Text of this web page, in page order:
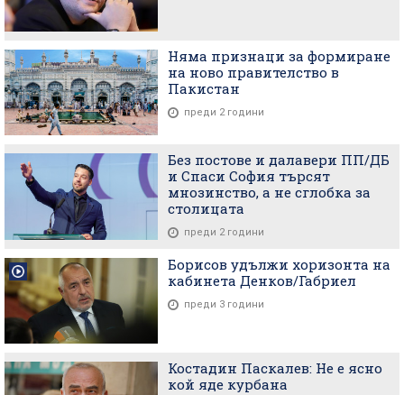
Няма признаци за формиране
на ново правителство в
Пакистан
преди 2 години
Без постове и далавери ПП/ДБ
и Спаси София търсят
мнозинство, а не сглобка за
столицата
преди 2 години
Борисов удължи хоризонта на
кабинета Денков/Габриел
преди 3 години
Костадин Паскалев: Не е ясно
кой яде курбана